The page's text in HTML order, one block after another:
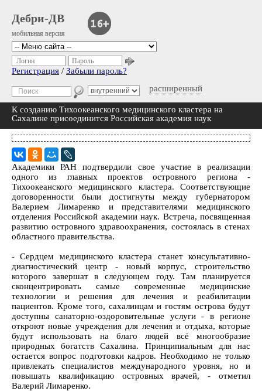
Дебри-ДВ
мобильная версия
расширенный
Логин Пароль
Регистрация / Забыли пароль?
К созданию Тихоокеанского медицинского кластера на
Сахалине присоединится Российская академия наук
Академики РАН подтвердили свое участие в реализации
одного из главных проектов островного региона -
Тихоокеанского медицинского кластера. Соответствующие
договоренности были достигнуты между губернатором
Валерием Лимаренко и представителями медицинского
отделения Российской академии наук. Встреча, посвященная
развитию островного здравоохранения, состоялась в стенах
областного правительства.
- Сердцем медицинского кластера станет консультативно-
диагностический центр - новый корпус, строительство
которого завершат в следующем году. Там планируется
сконцентрировать самые современные медицинские
технологии и решения для лечения и реабилитации
пациентов. Кроме того, сахалинцам и гостям острова будут
доступны санаторно-оздоровительные услуги - в регионе
откроют новые учреждения для лечения и отдыха, которые
будут использовать на благо людей всё многообразие
природных богатств Сахалина. Принципиальным для нас
остается вопрос подготовки кадров. Необходимо не только
привлекать специалистов международного уровня, но и
повышать квалификацию островных врачей, - отметил
Валерий Лимаренко.